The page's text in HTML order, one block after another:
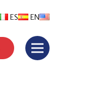
ES EN